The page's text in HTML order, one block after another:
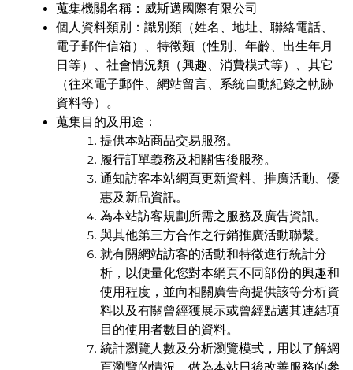
蒐集機關名稱：威斯邁國際有限公司
個人資料類別：識別類（姓名、地址、聯絡電話、
電子郵件信箱）、特徵類（性別、年齡、出生年月
日等）、社會情況類（興趣、消費模式等）、其它
（往來電子郵件、網站留言、系統自動紀錄之軌跡
資料等）。
蒐集目的及用途：
提供本站商品交易服務。
履行訂單義務及相關售後服務。
通知訪客本站網頁更新資料、推廣活動、優
惠及新品資訊。
為本站訪客規劃所需之服務及廣告資訊。
與其他第三方合作之行銷推廣活動聯繫。
就有關網站訪客的活動和特徵進行統計分
析，以便量化您對本網頁不同部份的興趣和
使用程度，並向相關廣告商提供該等分析資
料以及有關曾經獲展示或曾經點選其連結項
目的使用者數目的資料。
統計瀏覽人數及分析瀏覽模式，用以了解網